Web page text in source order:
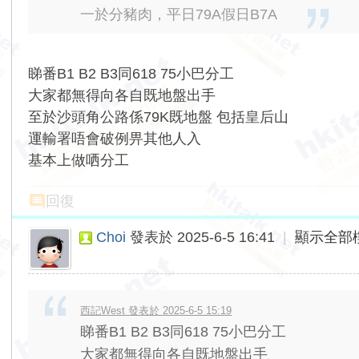
一於分豬肉，平日79A假日B7A
睇番B1 B2 B3同618 75小巴分工
大家都無得向各自既地盤出手
至於沙頭角公路係79K既地盤 包括皇后山
運輸署唔會破例畀其他人入
基本上做哂分工
回復
Choi 發表於 2025-6-5 16:41 顯示全部
西記West 發表於 2025-6-5 15:19
睇番B1 B2 B3同618 75小巴分工
大家都無得向各自既地盤出手